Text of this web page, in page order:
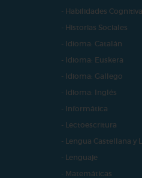
- Habilidades
- Historias Sociales
- Idioma: Catalán
- Idioma: Euskera
- Idioma: Gallego
- Idioma: Inglés
- Informática
- Lectoescritura
- Lengua Castellana y
- Lenguaje
- Matemáticas